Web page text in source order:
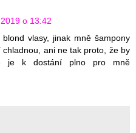
o 13:42
vlasy, jinak mně šampony
ani ne tak proto, že by
je k dostání plno pro mně